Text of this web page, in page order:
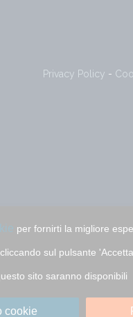
Privacy Policy -
per fornirti la migliore
sul pulsante
sito saranno disponibili
cookie